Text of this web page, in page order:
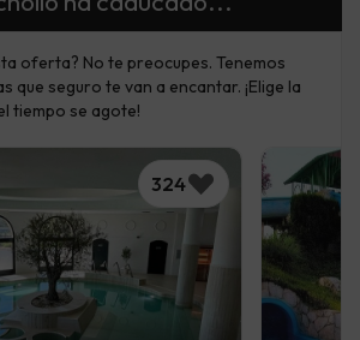
oferta? No te preocupes. Tenemos
que seguro te van a encantar. ¡Elige la
tiempo se agote!
324